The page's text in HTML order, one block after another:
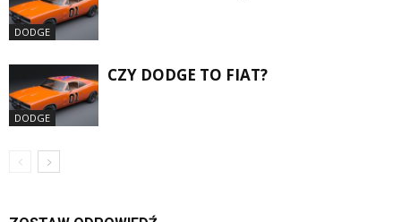
DODGE
DODGE
CZY DODGE TO FIAT?